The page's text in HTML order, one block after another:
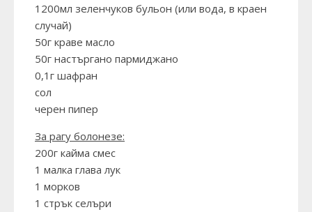
1200мл зеленчуков бульон (или вода, в краен
случай)
50г краве масло
50г настъргано пармиджано
0,1г шафран
сол
черен пипер
За рагу болонезе:
200г кайма смес
1 малка глава лук
1 морков
1 стрък селъри